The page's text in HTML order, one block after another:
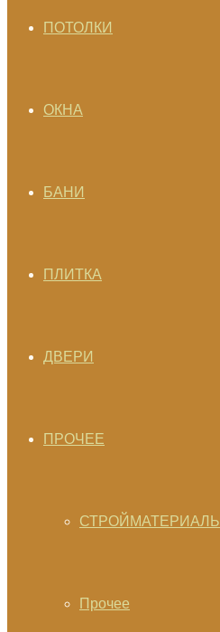
ПОТОЛКИ
ОКНА
БАНИ
ПЛИТКА
ДВЕРИ
ПРОЧЕЕ
СТРОЙМАТЕРИАЛЫ
Прочее